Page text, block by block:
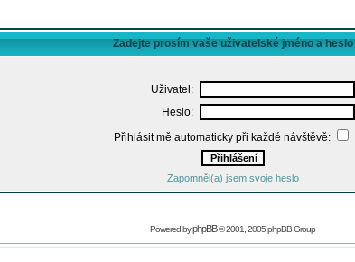
Zadejte prosím vaše uživatelské jméno a heslo
Uživatel:
Heslo:
Přihlásit mě automaticky při každé návštěvě:
Zapomněl(a) jsem svoje heslo
Powered byphpBB© 2001, 2005 phpBB Group